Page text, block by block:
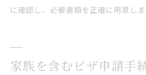
に確認し、必要書類を正確に用意しま
家族を含むビザ申請手